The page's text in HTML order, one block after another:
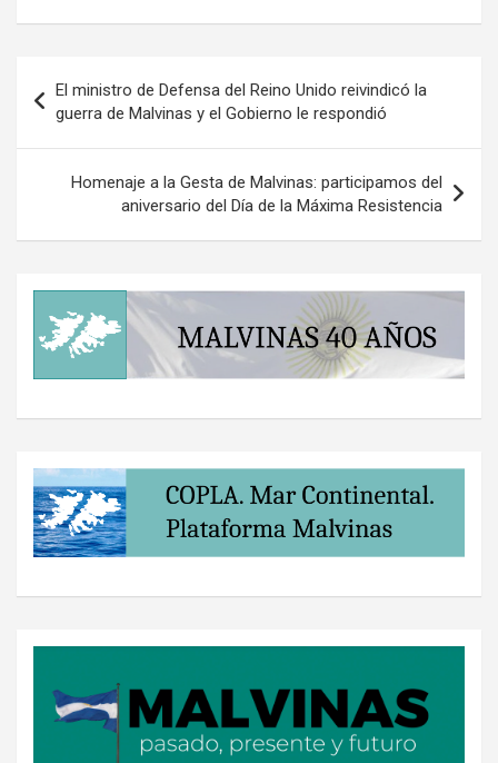
de
entradas
El ministro de Defensa del Reino Unido reivindicó la
guerra de Malvinas y el Gobierno le respondió
Homenaje a la Gesta de Malvinas: participamos del
aniversario del Día de la Máxima Resistencia